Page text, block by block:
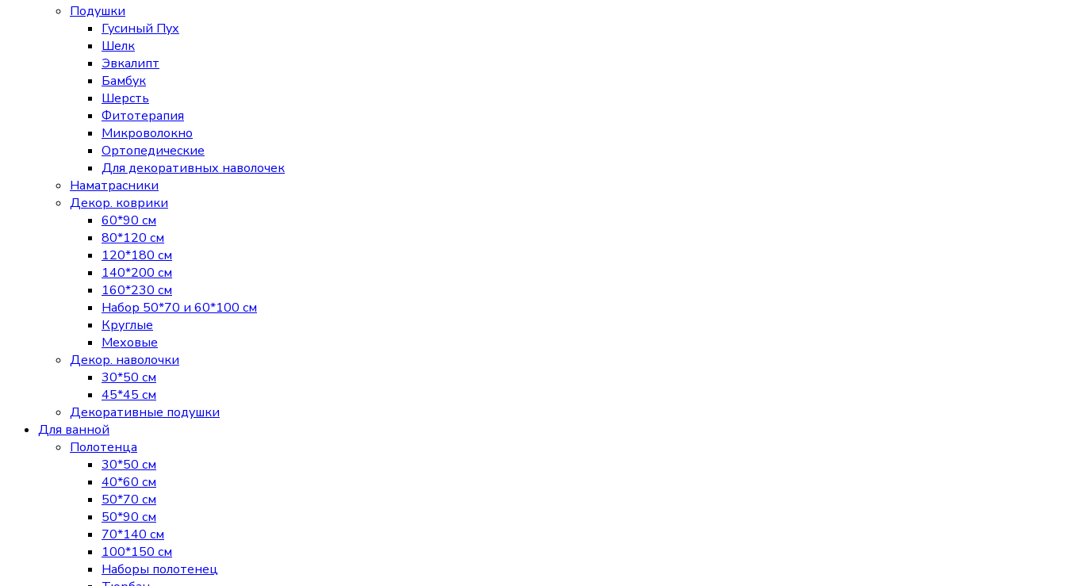
Подушки
Гусиный Пух
Шелк
Эвкалипт
Бамбук
Шерсть
Фитотерапия
Микроволокно
Ортопедические
Для декоративных наволочек
Наматрасники
Декор. коврики
60*90 см
80*120 см
120*180 см
140*200 см
160*230 см
Набор 50*70 и 60*100 см
Круглые
Меховые
Декор. наволочки
30*50 см
45*45 см
Декоративные подушки
Для ванной
Полотенца
30*50 см
40*60 см
50*70 см
50*90 см
70*140 см
100*150 см
Наборы полотенец